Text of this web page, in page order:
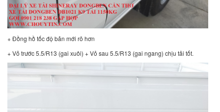
+ Đồng hồ tốc độ bản mới rõ hơn
+ Vỏ trước 5.5/R13 (gai xuôi) + Vỏ sau 5.5/R13 (gai ngang) chịu tải tốt.